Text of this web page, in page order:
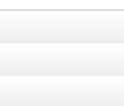
2021年2月26日